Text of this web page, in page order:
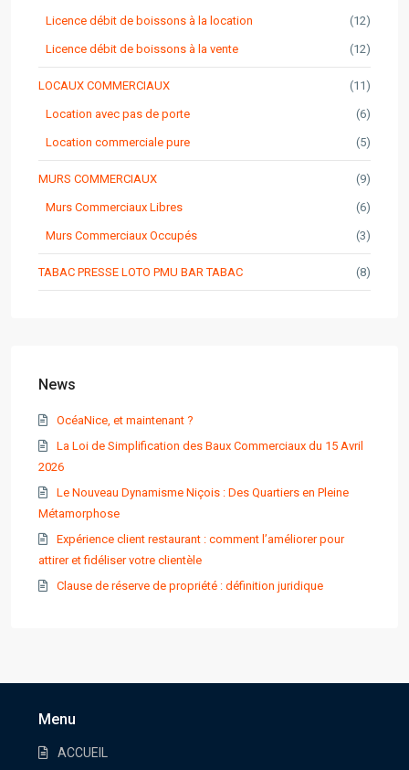
Licence débit de boissons à la location (12)
Licence débit de boissons à la vente (12)
LOCAUX COMMERCIAUX (11)
Location avec pas de porte (6)
Location commerciale pure (5)
MURS COMMERCIAUX (9)
Murs Commerciaux Libres (6)
Murs Commerciaux Occupés (3)
TABAC PRESSE LOTO PMU BAR TABAC (8)
News
OcéaNice, et maintenant ?
La Loi de Simplification des Baux Commerciaux du 15 Avril
2026
Le Nouveau Dynamisme Niçois : Des Quartiers en Pleine
Métamorphose
Expérience client restaurant : comment l’améliorer pour
attirer et fidéliser votre clientèle
Clause de réserve de propriété : définition juridique
Menu
ACCUEIL